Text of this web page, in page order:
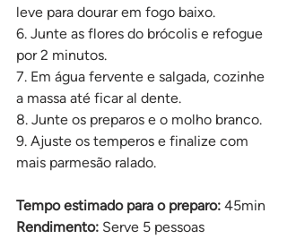
leve para dourar em fogo baixo.
6. Junte as flores do brócolis e refogue
por 2 minutos.
7. Em água fervente e salgada, cozinhe
a massa até ficar al dente.
8. Junte os preparos e o molho branco.
9. Ajuste os temperos e finalize com
mais parmesão ralado.
Tempo estimado para o preparo: 45min
Rendimento: Serve 5 pessoas